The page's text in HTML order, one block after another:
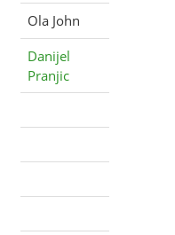
Ola John
Danijel
Pranjic